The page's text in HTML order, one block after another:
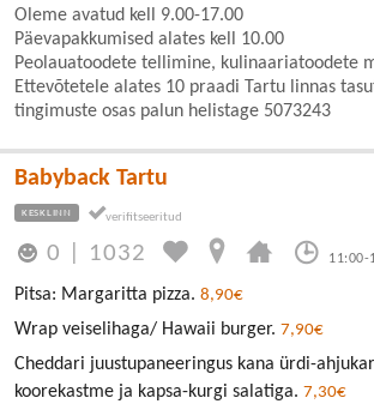
Oleme avatud kell 9.00-17.00
Päevapakkumised alates kell 10.00
Peolauatoodete tellimine, kulinaariatoodete
Ettevõtetele alates 10 praadi Tartu linnas
tingimuste osas palun helistage 5073243
Babyback Tartu
KESKLINN
0 1032 11:00-
Pitsa: Margaritta pizza. 8,90€
Wrap veiselihaga/ Hawaii burger. 7,90€
Cheddari juustupaneeringus kana ürdi-
koorekastme ja kapsa-kurgi salatiga. 7,30€